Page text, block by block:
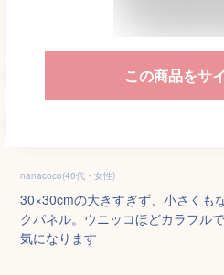
この商品をサ
nanacoco(40代・女性)
30×30cmの大きすぎず、小さくも
クパネル。ウニッコほどカラフル
気になります